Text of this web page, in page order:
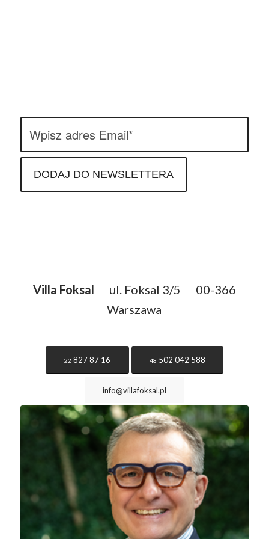
Villa Foksal ul. Foksal 3/5
00-366
Warszawa
22 827 87 16 48 502 042 588
info@villafoksal.pl